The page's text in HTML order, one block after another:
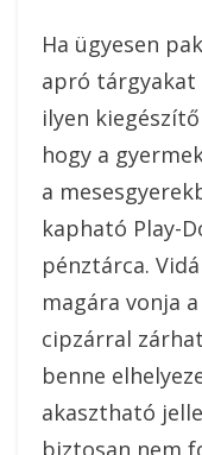
Ha ügyesen
apró tárgyakat
ilyen
hogy a
a
kapható Play-
pénztárca.
magára vonja
cipzárral
benne
akasztható
biztosan nem